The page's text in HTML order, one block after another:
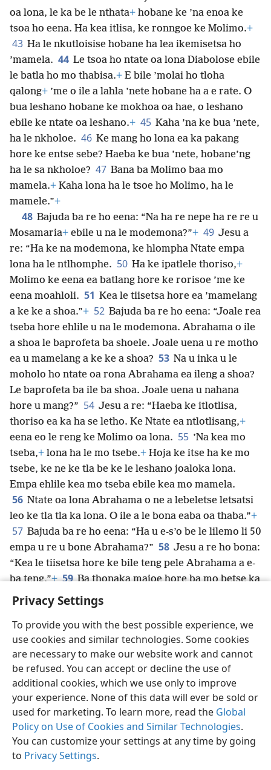
Privacy Settings
To provide you with the best possible experience, we
use cookies and similar technologies. Some cookies
are necessary to make our website work and cannot
be refused. You can accept or decline the use of
additional cookies, which we use only to improve
your experience. None of this data will ever be sold or
used for marketing. To learn more, read the Global
Policy on Use of Cookies and Similar Technologies.
You can customize your settings at any time by going
to Privacy Settings.
oa lona, le ka be le nthata+ hobane ke ’na enoa ke
tsoa ho eena. Ha kea itlisa, ke ronngoe ke Molimo.+
43 Ha le nkutloisise hobane ha lea ikemisetsa ho
’mamela. 44 Le tsoa ho ntate oa lona Diabolose ebile
le batla ho mo thabisa.+ E bile ’molai ho tloha
qalong+ ’me o ile a lahla ’nete hobane ha a e rate. O
bua leshano hobane ke mokhoa oa hae, o leshano
ebile ke ntate oa leshano.+ 45 Kaha ’na ke bua ’nete,
ha le nkholoe. 46 Ke mang ho lona ea ka pakang
hore ke entse sebe? Haeba ke bua ’nete, hobane’ng
ha le sa nkholoe? 47 Bana ba Molimo baa mo
mamela.+ Kaha lona ha le tsoe ho Molimo, ha le
mamele.”+
48 Bajuda ba re ho eena: “Na ha re nepe ha re re u
Mosamaria+ ebile u na le modemona?”+ 49 Jesu a
re: “Ha ke na modemona, ke hlompha Ntate empa
lona ha le ntlhomphe. 50 Ha ke ipatlele thoriso,+
Molimo ke eena ea batlang hore ke rorisoe ’me ke
eena moahloli. 51 Kea le tiisetsa hore ea ’mamelang
a ke ke a shoa.”+ 52 Bajuda ba re ho eena: “Joale rea
tseba hore ehlile u na le modemona. Abrahama o ile
a shoa le baprofeta ba shoele. Joale uena u re motho
ea u mamelang a ke ke a shoa? 53 Na u inka u le
moholo ho ntate oa rona Abrahama ea ileng a shoa?
Le baprofeta ba ile ba shoa. Joale uena u nahana
hore u mang?” 54 Jesu a re: “Haeba ke itlotlisa,
thoriso ea ka ha se letho. Ke Ntate ea ntlotlisang,+
eena eo le reng ke Molimo oa lona. 55 ’Na kea mo
tseba,+ lona ha le mo tsebe.+ Hoja ke itse ha ke mo
tsebe, ke ne ke tla be ke le leshano joaloka lona.
Empa ehlile kea mo tseba ebile kea mo mamela.
56 Ntate oa lona Abrahama o ne a lebeletse letsatsi
leo ke tla tla ka lona. O ile a le bona eaba oa thaba.”+
57 Bajuda ba re ho eena: “Ha u e-s’o be le lilemo li 50
empa u re u bone Abrahama?” 58 Jesu a re ho bona:
“Kea le tiisetsa hore ke bile teng pele Abrahama a e-
ba teng.”+ 59 Ba thonaka majoe hore ba mo betse ka
’ona empa a ipata eaba o tsoa ka tempeleng.
Sesotho (Lesotho) Romela Ikhethele
Copyright © 2026 Watch Tower Bible and Tract Society of Pennsylvania
Melao ea Tšebeliso
Tumellano ea ho Boloka Lekunutu
Privacy Settings
JW.ORG Kena